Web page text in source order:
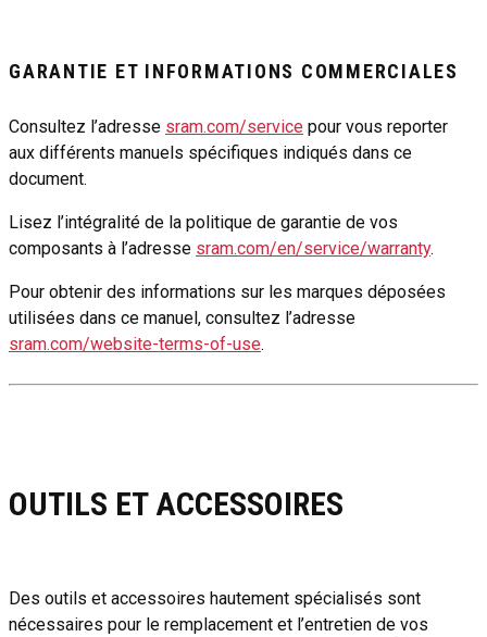
GARANTIE ET INFORMATIONS COMMERCIALES
Consultez l’adresse sram.com/service pour vous reporter
aux différents manuels spécifiques indiqués dans ce
document.
Lisez l’intégralité de la politique de garantie de vos
composants à l’adresse sram.com/en/service/warranty.
Pour obtenir des informations sur les marques déposées
utilisées dans ce manuel, consultez l’adresse
sram.com/website-terms-of-use.
OUTILS ET ACCESSOIRES
Des outils et accessoires hautement spécialisés sont
nécessaires pour le remplacement et l’entretien de vos